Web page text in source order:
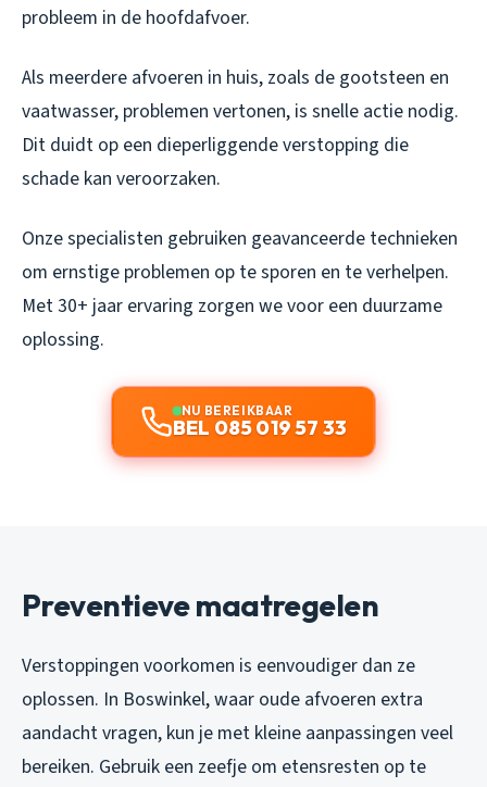
probleem in de hoofdafvoer.
Als meerdere afvoeren in huis, zoals de gootsteen en
vaatwasser, problemen vertonen, is snelle actie nodig.
Dit duidt op een dieperliggende verstopping die
schade kan veroorzaken.
Onze specialisten gebruiken geavanceerde technieken
om ernstige problemen op te sporen en te verhelpen.
Met 30+ jaar ervaring zorgen we voor een duurzame
oplossing.
NU BEREIKBAAR
BEL 085 019 57 33
Preventieve maatregelen
Verstoppingen voorkomen is eenvoudiger dan ze
oplossen. In Boswinkel, waar oude afvoeren extra
aandacht vragen, kun je met kleine aanpassingen veel
bereiken. Gebruik een zeefje om etensresten op te